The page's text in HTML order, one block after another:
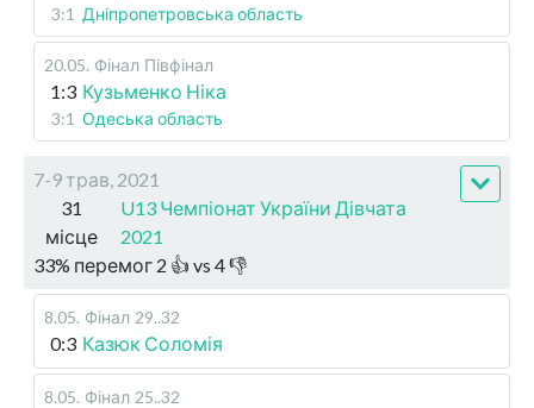
3:1 Дніпропетровська область
20.05. Фінал Півфінал
1:3 Кузьменко Ніка
3:1 Одеська область
7-9 трав, 2021
31
місце
U13 Чемпіонат України Дівчата
2021
33% перемог 2 👍 vs 4👎
8.05. Фінал 29..32
0:3 Казюк Соломія
8.05. Фінал 25..32